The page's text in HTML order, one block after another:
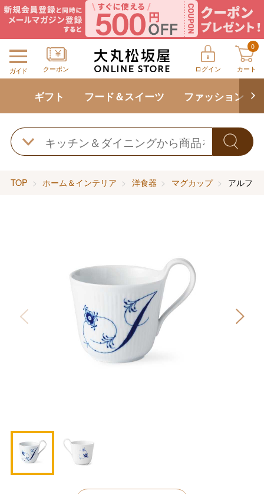
ガイド クーポン ログイン
0
カート
ギフト フード＆スイーツ ファッション
TOP ホーム＆インテリア 洋食器 マグカップ アルフ